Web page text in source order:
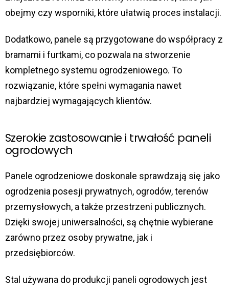
obejmy czy wsporniki, które ułatwią proces instalacji.
Dodatkowo, panele są przygotowane do współpracy z
bramami i furtkami, co pozwala na stworzenie
kompletnego systemu ogrodzeniowego. To
rozwiązanie, które spełni wymagania nawet
najbardziej wymagających klientów.
Szerokie zastosowanie i trwałość paneli
ogrodowych
Panele ogrodzeniowe doskonale sprawdzają się jako
ogrodzenia posesji prywatnych, ogrodów, terenów
przemysłowych, a także przestrzeni publicznych.
Dzięki swojej uniwersalności, są chętnie wybierane
zarówno przez osoby prywatne, jak i
przedsiębiorców.
Stal używana do produkcji paneli ogrodowych jest